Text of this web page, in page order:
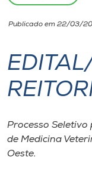
Unoesc
I.nova
Diplomados
Publicado em 22/03/
Processo
de Medicina
Oeste.